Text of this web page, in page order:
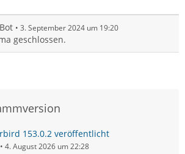
3. September 2024 um 19:20
geschlossen.
153.0.2 veröffentlicht
4. August 2026 um 22:28